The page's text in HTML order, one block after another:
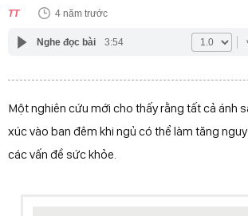
TT 4 năm trước
Nghe đọc bài 3:54
Một nghiên cứu mới cho thấy rằng tất cả ánh
xúc vào ban đêm khi ngủ có thể làm tăng
các vấn đề sức khỏe.